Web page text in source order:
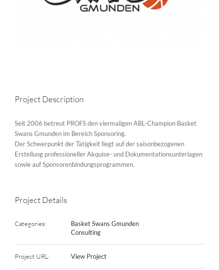
Project Description
Seit 2006 betreut PROFS den viermaligen ABL-Champion Basket
Swans Gmunden im Bereich Sponsoring.
Der Schwerpunkt der Tätigkeit liegt auf der saisonbezogenen
Erstellung professioneller Akquise- und Dokumentationsunterlagen
sowie auf Sponsorenbindungsprogrammen.
Project Details
Categories:
Basket Swans Gmunden
Consulting
Project URL: View Project